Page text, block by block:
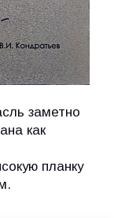
заметно
как
планку